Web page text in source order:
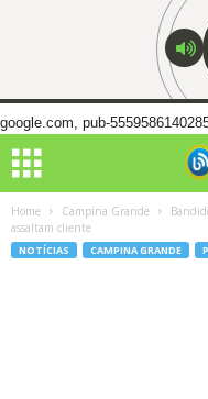
google.com, pub-
Home Campina Grande
assaltam cliente
NOTÍCIAS CAMPINA GRANDE